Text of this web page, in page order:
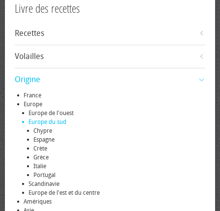
Livre des recettes
Recettes
Volailles
Origine
France
Europe
Europe de l'ouest
Europe du sud
Chypre
Espagne
Crète
Grèce
Italie
Portugal
Scandinavie
Europe de l'est et du centre
Amériques